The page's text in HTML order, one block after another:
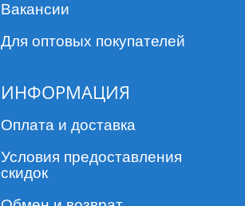
Вакансии
Для оптовых покупателей
ИНФОРМАЦИЯ
Оплата и доставка
Условия предоставления
скидок